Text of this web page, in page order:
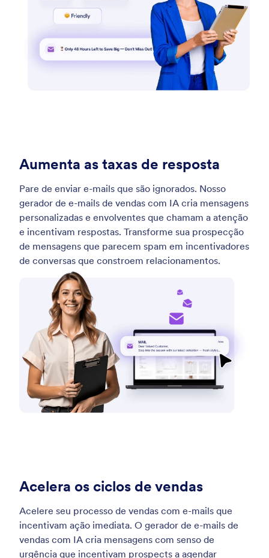
Aumenta as taxas de resposta
Pare de enviar e-mails que são ignorados. Nosso
gerador de e-mails de vendas com IA cria mensagens
personalizadas e envolventes que chamam a atenção
e incentivam respostas. Transforme sua prospecção
de mensagens que parecem spam em incentivadores
de conversas que constroem relacionamentos.
Acelera os ciclos de vendas
Acelere seu processo de vendas com e-mails que
incentivam ação imediata. O gerador de e-mails de
vendas com IA cria mensagens com senso de
urgência que incentivam prospects a agendar